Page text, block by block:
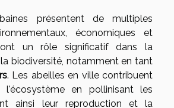
présentent de multiples
économiques et
un rôle significatif dans la
biodiversité, notamment en tant
. Les abeilles en ville contribuent
en pollinisant les
ainsi leur reproduction et la